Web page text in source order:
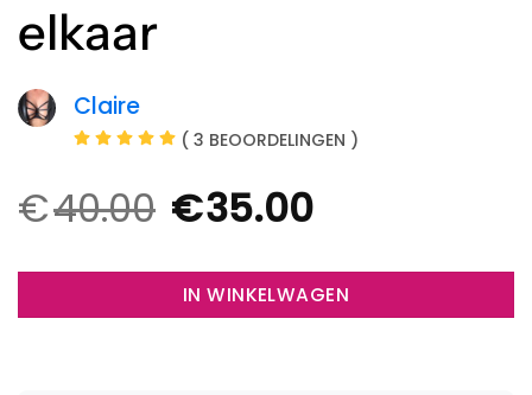
elkaar
Claire
( 3 BEOORDELINGEN )
€40.00 Oorspronkelijke
prijs
€40.00.
€35.00Huidige
€35.00.
IN WINKELWAGEN